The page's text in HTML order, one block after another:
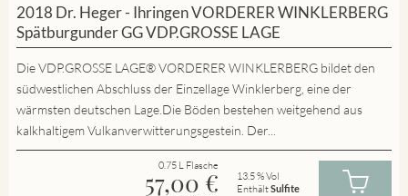
2018 Dr. Heger - Ihringen VORDERER WINKLERBERG
Spätburgunder GG VDP.GROSSE LAGE
Die VDP.GROSSE LAGE® VORDERER WINKLERBERG bildet den
südwestlichen Abschluss der Einzellage Winklerberg, eine der
wärmsten deutschen Lage.Die Böden bestehen weitgehend aus
kalkhaltigem Vulkanverwitterungsgestein. Der...
0.75 L Flasche
57,00 €
13.5 % Vol
EnthältSulfite